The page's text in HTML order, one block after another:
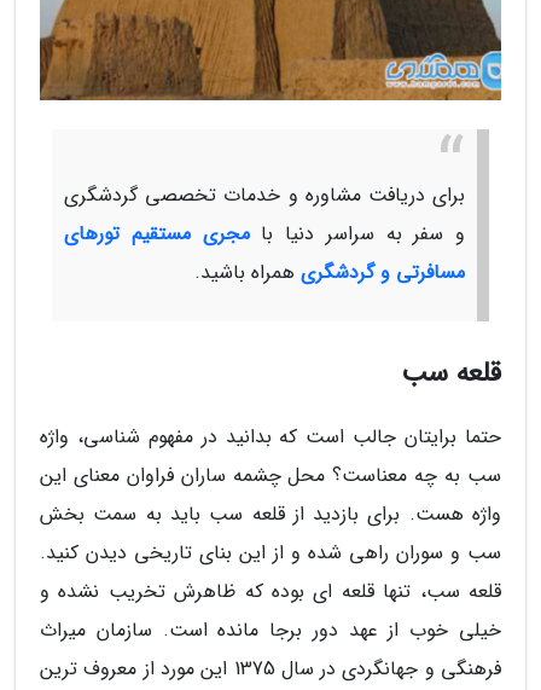
برای دریافت مشاوره و خدمات تخصصی گردشگری
و سفر به سراسر دنیا بامجری مستقیم تورهای
مسافرتی و گردشگری همراه باشید.
قلعه سب
حتما برایتان جالب است که بدانید در مفهوم شناسی، واژه
سب به چه معناست؟ محل چشمه ساران فراوان معنای این
واژه هست. برای بازدید از قلعه سب باید به سمت بخش
سب و سوران راهی شده و از این بنای تاریخی دیدن کنید.
قلعه سب، تنها قلعه ای بوده که ظاهرش تخریب نشده و
خیلی خوب از عهد دور برجا مانده است. سازمان میراث
فرهنگی و جهانگردی در سال 1375 این مورد از معروف ترین